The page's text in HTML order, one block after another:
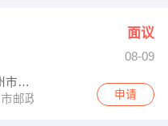
面议
08-09
中国网络通信集团公司抚州市分公司
邮政局二楼
申请